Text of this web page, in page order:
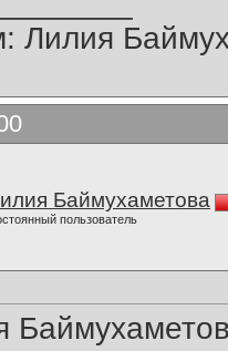
Лилия
Баймухаметова
пользователь